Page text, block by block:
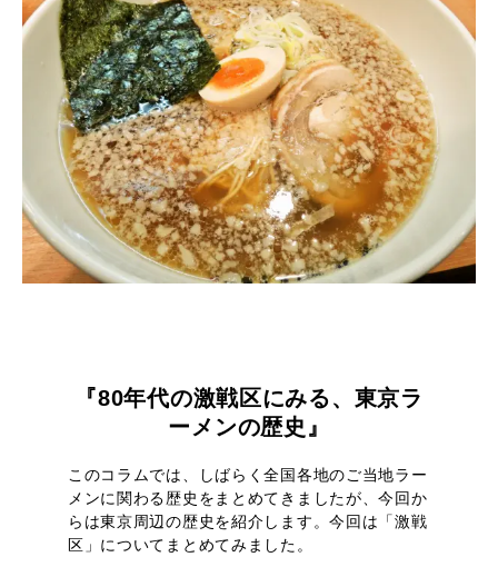
『80年代の激戦区にみる、東京ラ
ーメンの歴史』
このコラムでは、しばらく全国各地のご当地ラー
メンに関わる歴史をまとめてきましたが、今回か
らは東京周辺の歴史を紹介します。今回は「激戦
区」についてまとめてみました。